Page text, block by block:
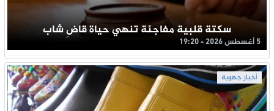
سكتة قلبية مفاجئة تنهي حياة قاضِ شاب
5 أغسطس 2026 - 19:20
أخبار جهوية